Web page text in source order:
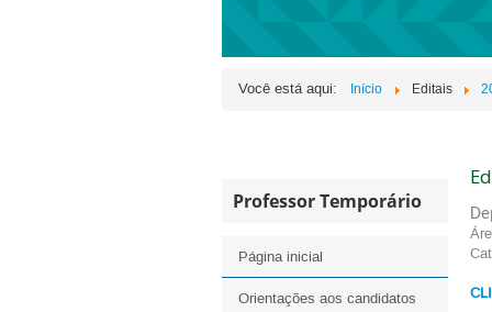
Você está aqui: Início Editais
Professor Temporário
Página inicial
Orientações aos candidatos